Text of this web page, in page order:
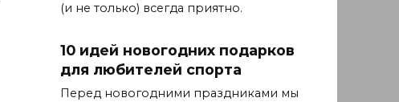
(и не только) всегда приятно.
10 идей новогодних подарков
для любителей спорта
Перед новогодними праздниками мы